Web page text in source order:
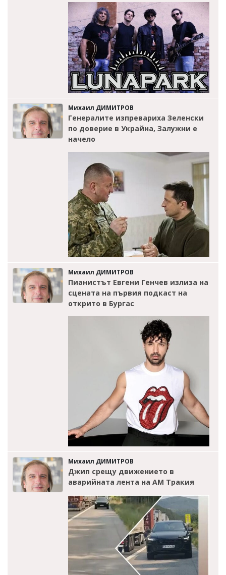
Михаил ДИМИТРОВ
Генералите изпревариха Зеленски
по доверие в Украйна, Залужни е
начело
Михаил ДИМИТРОВ
Пианистът Евгени Генчев излиза на
сцената на първия подкаст на
открито в Бургас
Михаил ДИМИТРОВ
Джип срещу движението в
аварийната лента на АМ Тракия